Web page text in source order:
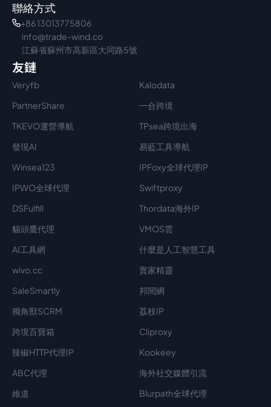
聯絡方式
+86 13013775806
info@trade-wind.co
江蘇省蘇州市高新區大同路5號
友鏈
Veryfb
Kalodata
PartnerShare
一合跨境
TKEVO運營導航
TPsea跨境出海
發現AI
易藍工具導航
Winsea123
IPFoxy全球代理IP
IPWO全球代理
Swiftproxy
DSFulfill
Thordata海外IP
貓頭鷹代理
VMOS雲
AI工具網
什麼是人工智慧工具
wivo.cc
賣家精靈
SaleSmartly
邦閱網
獨角獸SCRM
荔枝IP
跨境百寶箱
Cliproxy
辣椒HTTP代理IP
Kookeey
ABC代理
海外社交媒體引流
維道
Blurpath全球代理